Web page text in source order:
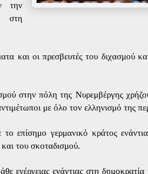
την
στη
και οι πρεσβευτές του διχασμού
στην πόλη της Νυρεμβέργης
με όλο τον ελληνισμό της
επίσημο γερμανικό κράτος
του σκοταδισμού.
ενέργειας ενάντιας στη